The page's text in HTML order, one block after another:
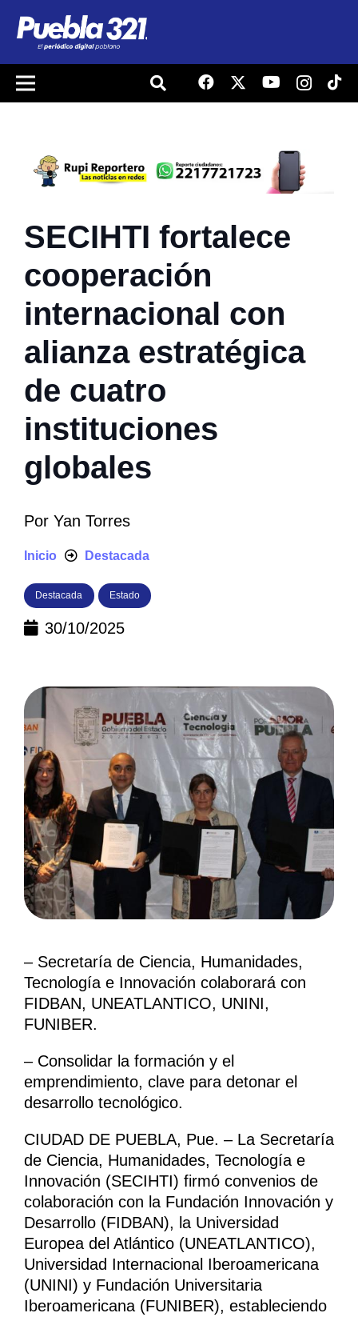
SECIHTI fortalece
cooperación
internacional con
alianza estratégica
de cuatro
instituciones
globales
Por Yan Torres
Inicio Destacada
Destacada Estado
30/10/2025
– Secretaría de Ciencia, Humanidades,
Tecnología e Innovación colaborará con
FIDBAN, UNEATLANTICO, UNINI,
FUNIBER.
– Consolidar la formación y el
emprendimiento, clave para detonar el
desarrollo tecnológico.
CIUDAD DE PUEBLA, Pue. – La Secretaría
de Ciencia, Humanidades, Tecnología e
Innovación (SECIHTI) firmó convenios de
colaboración con la Fundación Innovación y
Desarrollo (FIDBAN), la Universidad
Europea del Atlántico (UNEATLANTICO),
Universidad Internacional Iberoamericana
(UNINI) y Fundación Universitaria
Iberoamericana (FUNIBER), estableciendo